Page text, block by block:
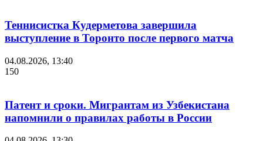
Теннисистка Кудерметова завершила
выступление в Торонто после первого матча
04.08.2026, 13:40
150
Патент и сроки. Мигрантам из Узбекистана
напомнили о правилах работы в России